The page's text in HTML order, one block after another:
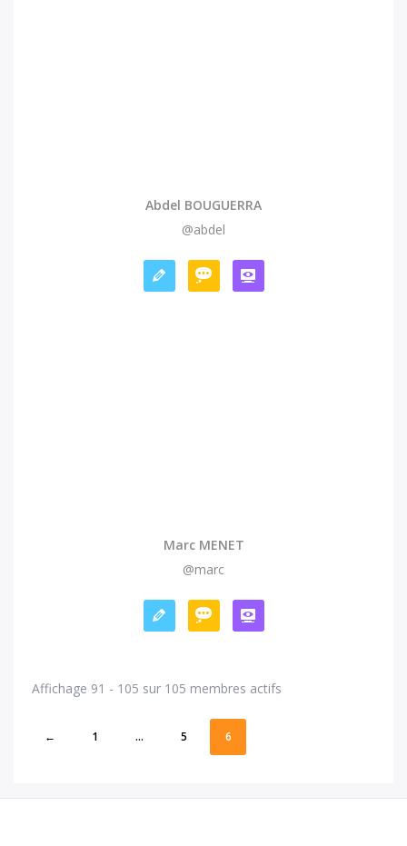
Abdel BOUGUERRA
@abdel
Marc MENET
@marc
Affichage 91 - 105 sur 105 membres actifs
← 1 … 5 6